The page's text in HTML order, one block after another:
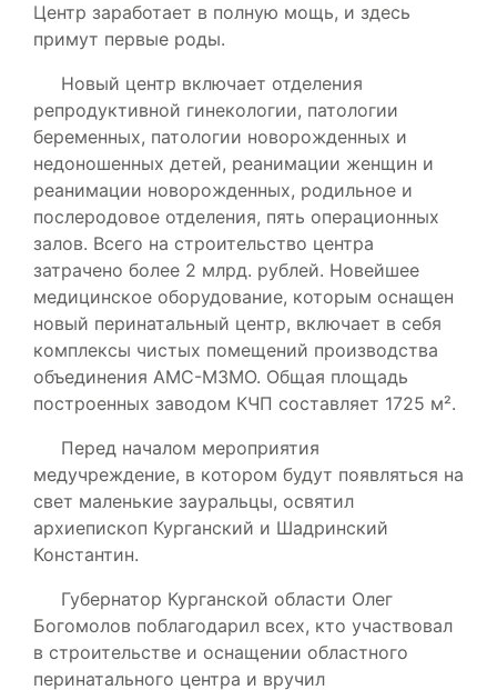
Центр заработает в полную мощь, и здесь
примут первые роды.
Новый центр включает отделения
репродуктивной гинекологии, патологии
беременных, патологии новорожденных и
недоношенных детей, реанимации женщин и
реанимации новорожденных, родильное и
послеродовое отделения, пять операционных
залов. Всего на строительство центра
затрачено более 2 млрд. рублей. Новейшее
медицинское оборудование, которым оснащен
новый перинатальный центр, включает в себя
комплексы чистых помещений производства
объединения АМС-МЗМО. Общая площадь
построенных заводом КЧП составляет 1725 м².
Перед началом мероприятия
медучреждение, в котором будут появляться на
свет маленькие зауральцы, освятил
архиепископ Курганский и Шадринский
Константин.
Губернатор Курганской области Олег
Богомолов поблагодарил всех, кто участвовал
в строительстве и оснащении областного
перинатального центра и вручил